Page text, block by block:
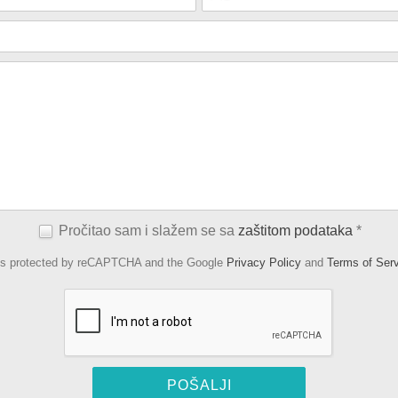
Pročitao sam i slažem se sa zaštitom podataka *
protected by reCAPTCHA and the Google Privacy Policy and Terms of